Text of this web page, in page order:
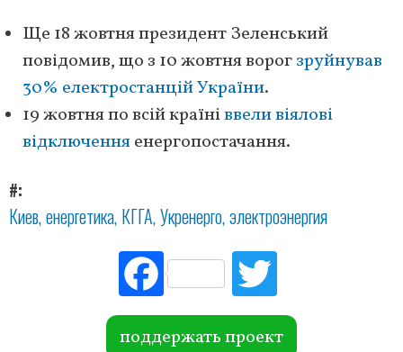
Ще 18 жовтня президент Зеленський
повідомив, що з 10 жовтня ворогзруйнував
30% електростанцій України.
19 жовтня по всій країніввели віялові
відключенняенергопостачання.
#
Киев енергетика КГГА Укренерго электроэнергия
Fac
ebo
ok r
поддержать проект